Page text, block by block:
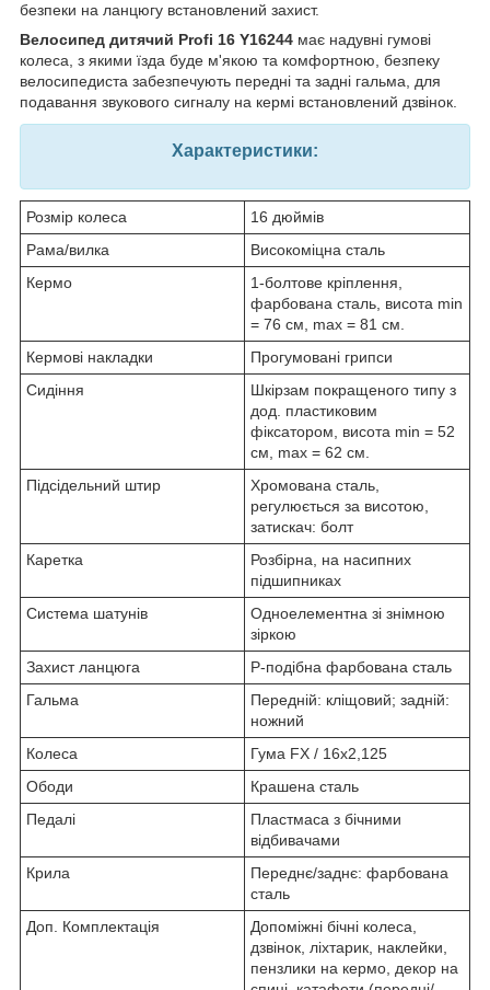
безпеки на ланцюгу встановлений захист.
Велосипед дитячий Profi 16 Y16244 має надувні гумові
колеса, з якими їзда буде м'якою та комфортною, безпеку
велосипедиста забезпечують передні та задні гальма, для
подавання звукового сигналу на кермі встановлений дзвінок.
Характеристики:
Розмір колеса
16 дюймів
Рама/вилка
Високоміцна сталь
Кермо
1-болтове кріплення,
фарбована сталь, висота min
= 76 см, max = 81 см.
Кермові накладки
Прогумовані грипси
Сидіння
Шкірзам покращеного типу з
дод. пластиковим
фіксатором, висота min = 52
см, max = 62 см.
Підсідельний штир
Хромована сталь,
регулюється за висотою,
затискач: болт
Каретка
Розбірна, на насипних
підшипниках
Система шатунів
Одноелементна зі знімною
зіркою
Захист ланцюга
Р-подібна фарбована сталь
Гальма
Передній: кліщовий; задній:
ножний
Колеса
Гума FX / 16х2,125
Ободи
Крашена сталь
Педалі
Пластмаса з бічними
відбивачами
Крила
Переднє/заднє: фарбована
сталь
Доп. Комплектація
Допоміжні бічні колеса,
дзвінок, ліхтарик, наклейки,
пензлики на кермо, декор на